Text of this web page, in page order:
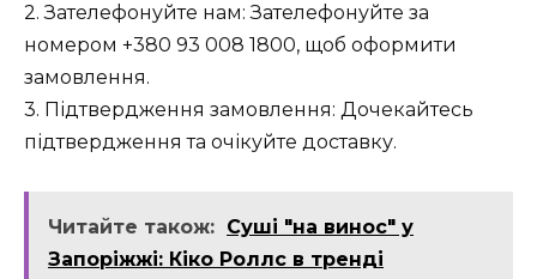
2. Зателефонуйте нам: Зателефонуйте за
номером +380 93 008 1800, щоб оформити
замовлення.
3. Підтвердження замовлення: Дочекайтесь
підтвердження та очікуйте доставку.
Читайте також: Суші "на винос" у
Запоріжжі: Кіко Роллс в тренді